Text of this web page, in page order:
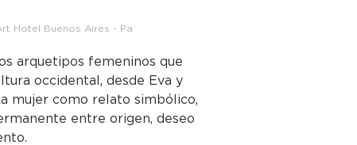
Hotel Buenos Aires - Pa
arquetipos femeninos que
occidental, desde Eva y
mujer como relato simbólico,
entre origen, deseo